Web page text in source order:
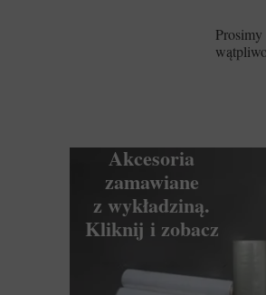
Akcesoria
zamawiane
z wykładziną.
Kliknij i zobacz